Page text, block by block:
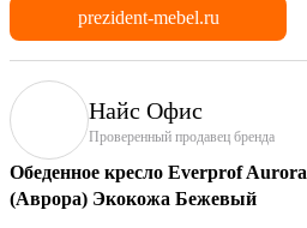
prezident-mebel.ru
Найс Офис
Проверенный продавец бренда
Обеденное кресло Everprof Aurora
(Аврора) Экокожа Бежевый